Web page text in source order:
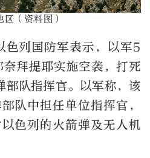
（资料图）
列国防军表示，以军5
拜提耶实施空袭，打死
部队指挥官。以军称，该
队中担任单位指挥官，
色列的火箭弹及无人机